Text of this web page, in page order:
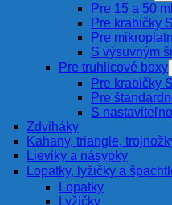
Pre 15 a 50
Pre krabičky
Pre
S výsuvným
Pre truhlicové boxy
Pre krabičky
Pre
S
Zdviháky
Kahany, triangle,
Lieviky a násypky
Lopatky, lyžičky a
Lopatky
Lyžičky